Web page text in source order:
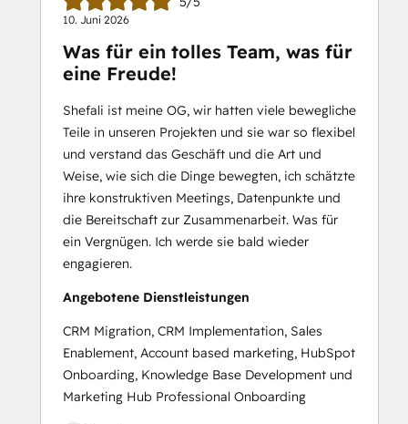
10. Juni 2026
Was für ein tolles Team, was für
eine Freude!
Shefali ist meine OG, wir hatten viele bewegliche
Teile in unseren Projekten und sie war so flexibel
und verstand das Geschäft und die Art und
Weise, wie sich die Dinge bewegten, ich schätzte
ihre konstruktiven Meetings, Datenpunkte und
die Bereitschaft zur Zusammenarbeit. Was für
ein Vergnügen. Ich werde sie bald wieder
engagieren.
Angebotene Dienstleistungen
CRM Migration, CRM Implementation, Sales
Enablement, Account based marketing, HubSpot
Onboarding, Knowledge Base Development und
Marketing Hub Professional Onboarding